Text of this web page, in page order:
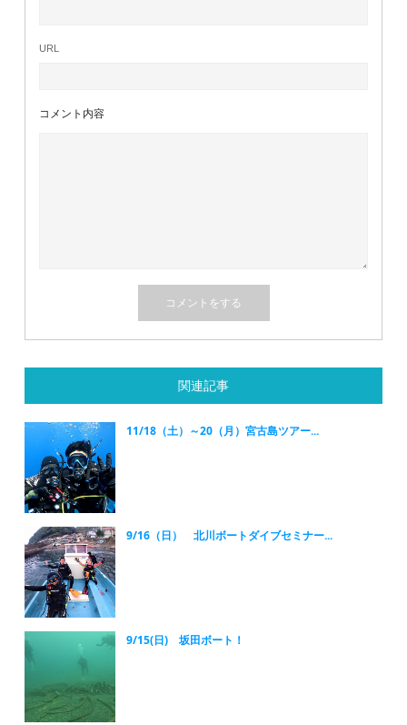
URL
コメント内容
関連記事
11/18（土）～20（月）宮古島ツアー...
9/16（日） 北川ボートダイブセミナー...
9/15(日) 坂田ボート！